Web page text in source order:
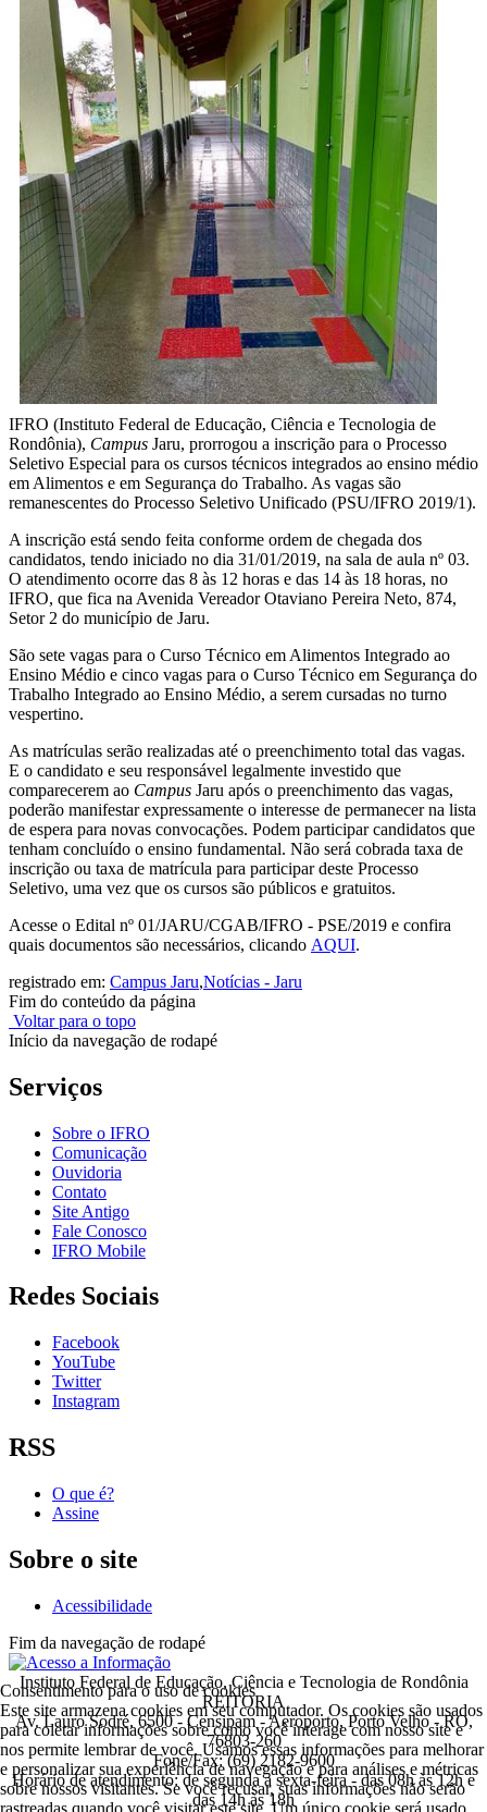
IFRO (Instituto Federal de Educação, Ciência e Tecnologia de
Rondônia), Campus Jaru, prorrogou a inscrição para o Processo
Seletivo Especial para os cursos técnicos integrados ao ensino médio
em Alimentos e em Segurança do Trabalho. As vagas são
remanescentes do Processo Seletivo Unificado (PSU/IFRO 2019/1).
A inscrição está sendo feita conforme ordem de chegada dos
candidatos, tendo iniciado no dia 31/01/2019, na sala de aula nº 03.
O atendimento ocorre das 8 às 12 horas e das 14 às 18 horas, no
IFRO, que fica na Avenida Vereador Otaviano Pereira Neto, 874,
Setor 2 do município de Jaru.
São sete vagas para o Curso Técnico em Alimentos Integrado ao
Ensino Médio e cinco vagas para o Curso Técnico em Segurança do
Trabalho Integrado ao Ensino Médio, a serem cursadas no turno
vespertino.
As matrículas serão realizadas até o preenchimento total das vagas.
E o candidato e seu responsável legalmente investido que
comparecerem ao Campus Jaru após o preenchimento das vagas,
poderão manifestar expressamente o interesse de permanecer na lista
de espera para novas convocações. Podem participar candidatos que
tenham concluído o ensino fundamental. Não será cobrada taxa de
inscrição ou taxa de matrícula para participar deste Processo
Seletivo, uma vez que os cursos são públicos e gratuitos.
Acesse o Edital nº 01/JARU/CGAB/IFRO - PSE/2019 e confira
quais documentos são necessários, clicando AQUI.
registrado em: Campus Jaru,Notícias - Jaru
Fim do conteúdo da página
Voltar para o topo
Início da navegação de rodapé
Serviços
Sobre o IFRO
Comunicação
Ouvidoria
Contato
Site Antigo
Fale Conosco
IFRO Mobile
Redes Sociais
Facebook
YouTube
Twitter
Instagram
RSS
O que é?
Assine
Sobre o site
Acessibilidade
Fim da navegação de rodapé
Instituto Federal de Educação, Ciência e Tecnologia de Rondônia
REITORIA
Av. Lauro Sodré, 6500 - Censipam - Aeroporto, Porto Velho - RO,
76803-260
Fone/Fax: (69) 2182-9600
Horário de atendimento: de segunda a sexta-feira - das 08h às 12h e
das 14h às 18h
Consentimento para o uso de cookies
Este site armazena cookies em seu computador. Os cookies são usados
para coletar informações sobre como você interage com nosso site e
nos permite lembrar de você. Usamos essas informações para melhorar
e personalizar sua experiência de navegação e para análises e métricas
sobre nossos visitantes. Se você recusar, suas informações não serão
rastreadas quando você visitar este site. Um único cookie será usado